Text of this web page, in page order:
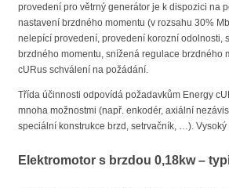
provedení pro větrný generátor je k dispozici na
nastavení brzdného momentu (v rozsahu 30%
nelepící provedení, provedení korozní odolnosti,
brzdného momentu, snížená regulace brzdného
cURus schválení na požádání.
Třída účinnosti odpovídá požadavkům Energy
mnoha možnostmi (např. enkodér, axiální
speciální konstrukce brzd, setrvačník, …).
Elektromotor s brzdou 0,18kw –